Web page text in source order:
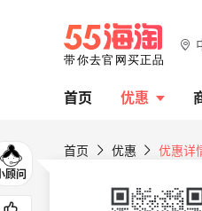
首页 优惠
首页 优惠 优惠详